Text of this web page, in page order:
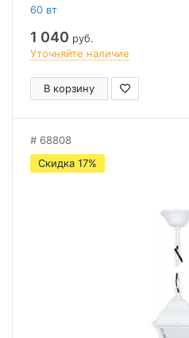
60 вт
1 040 руб.
Уточняйте наличие
В корзину
68808
Скидка 17%